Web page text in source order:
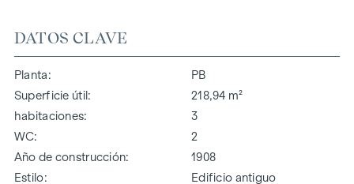
DATOS CLAVE
Planta
PB
Superficie útil
218,94 m²
habitaciones
3
WC
2
Año de construcción
1908
Estilo
Edificio antiguo